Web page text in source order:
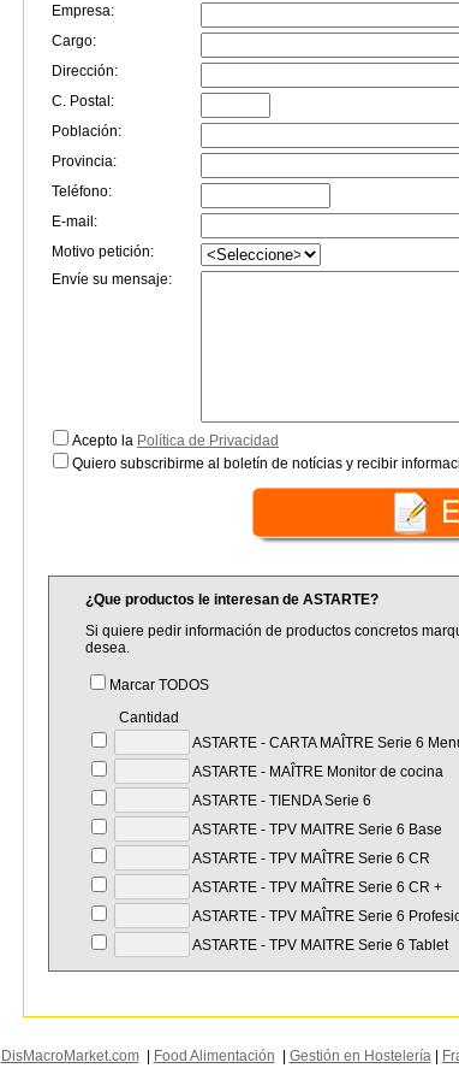
Empresa:
Cargo:
Dirección:
C. Postal:
Población:
Provincia:
Teléfono:
E-mail:
Motivo petición:
Envíe su mensaje:
Acepto la Política de Privacidad
Quiero subscribirme al boletín de notícias y recibir
¿Que productos le interesan de ASTARTE?
Si quiere pedir información de productos concretos
desea.
Marcar TODOS
Cantidad
ASTARTE - CARTA MAÎTRE Serie 6
ASTARTE - MAÎTRE Monitor de cocina
ASTARTE - TIENDA Serie 6
ASTARTE - TPV MAITRE Serie 6 Base
ASTARTE - TPV MAÎTRE Serie 6 CR
ASTARTE - TPV MAÎTRE Serie 6 CR +
ASTARTE - TPV MAÎTRE Serie 6
ASTARTE - TPV MAITRE Serie 6 Tablet
DisMacroMarket.com| Food Alimentación Gestión en Hostelería|